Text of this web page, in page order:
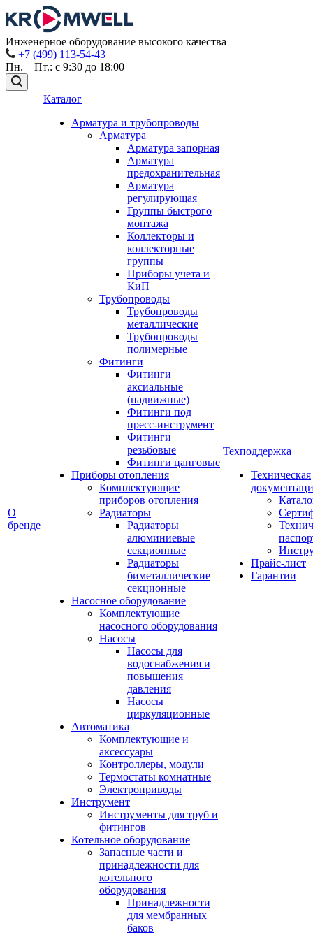
Инженерное оборудование высокого качества
+7 (499) 113-54-43
Пн. – Пт.: с 9:30 до 18:00
О
бренде
Каталог
Арматура и трубопроводы
Арматура
Арматура запорная
Арматура
предохранительная
Арматура
регулирующая
Группы быстрого
монтажа
Коллекторы и
коллекторные
группы
Приборы учета и
КиП
Трубопроводы
Трубопроводы
металлические
Трубопроводы
полимерные
Фитинги
Фитинги
аксиальные
(надвижные)
Фитинги под
пресс-инструмент
Фитинги
резьбовые
Фитинги цанговые
Приборы отопления
Комплектующие
приборов отопления
Радиаторы
Радиаторы
алюминиевые
секционные
Радиаторы
биметаллические
секционные
Насосное оборудование
Комплектующие
насосного оборудования
Насосы
Насосы для
водоснабжения и
повышения
давления
Насосы
циркуляционные
Автоматика
Комплектующие и
аксессуары
Контроллеры, модули
Термостаты комнатные
Электроприводы
Инструмент
Инструменты для труб и
фитингов
Котельное оборудование
Запасные части и
принадлежности для
котельного
оборудования
Принадлежности
для мембранных
баков
Техподдержка
Техническая
Прайс-лист
Гарантии